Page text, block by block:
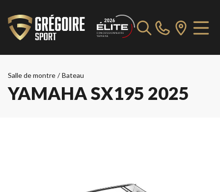
Salle de montre / Bateau
YAMAHA SX195 2025